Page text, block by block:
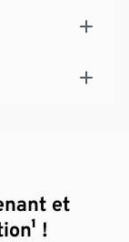
et
!